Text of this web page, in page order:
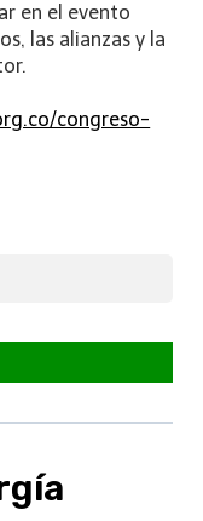
en el evento
las alianzas y la
congreso-